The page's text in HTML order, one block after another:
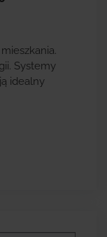
Systemy
idealny